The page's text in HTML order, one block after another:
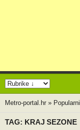
Metro-portal.hr »
TAG: KRAJ SEZONE